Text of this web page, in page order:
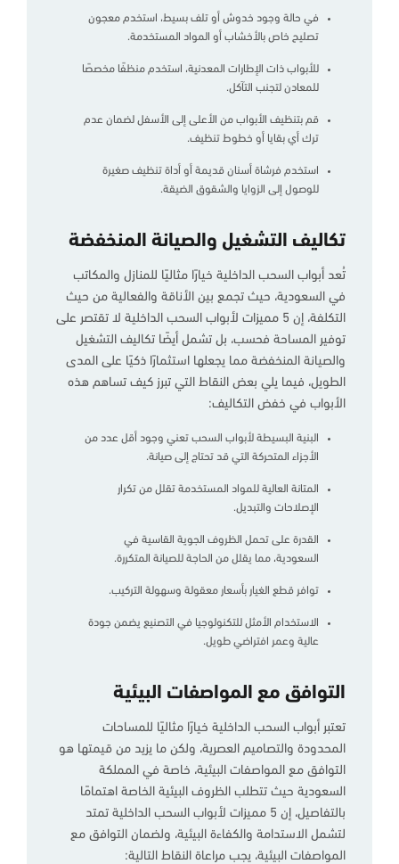
في حالة وجود خدوش أو تلف بسيط، استخدم معجون
تصليح خاص بالأخشاب أو المواد المستخدمة.
للأبواب ذات الإطارات المعدنية، استخدم منظفًا مخصصًا
للمعادن لتجنب التآكل.
قم بتنظيف الأبواب من الأعلى إلى الأسفل لضمان عدم
ترك أي بقايا أو خطوط تنظيف.
استخدم فرشاة أسنان قديمة أو أداة تنظيف صغيرة
للوصول إلى الزوايا والشقوق الضيقة.
تكاليف التشغيل والصيانة المنخفضة
تُعد أبواب السحب الداخلية خيارًا مثاليًا للمنازل والمكاتب
في السعودية، حيث تجمع بين الأناقة والفعالية من حيث
التكلفة، إن 5 مميزات لأبواب السحب الداخلية لا تقتصر على
توفير المساحة فحسب، بل تشمل أيضًا تكاليف التشغيل
والصيانة المنخفضة مما يجعلها استثمارًا ذكيًا على المدى
الطويل، فيما يلي بعض النقاط التي تبرز كيف تساهم هذه
الأبواب في خفض التكاليف:
البنية البسيطة لأبواب السحب تعني وجود أقل عدد من
الأجزاء المتحركة التي قد تحتاج إلى صيانة.
المتانة العالية للمواد المستخدمة تقلل من تكرار
الإصلاحات والتبديل.
القدرة على تحمل الظروف الجوية القاسية في
السعودية، مما يقلل من الحاجة للصيانة المتكررة.
توافر قطع الغيار بأسعار معقولة وسهولة التركيب.
الاستخدام الأمثل للتكنولوجيا في التصنيع يضمن جودة
عالية وعمر افتراضي طويل.
التوافق مع المواصفات البيئية
تعتبر أبواب السحب الداخلية خيارًا مثاليًا للمساحات
المحدودة والتصاميم العصرية، ولكن ما يزيد من قيمتها هو
التوافق مع المواصفات البيئية، خاصة في المملكة
السعودية حيث تتطلب الظروف البيئية الخاصة اهتمامًا
بالتفاصيل، إن 5 مميزات لأبواب السحب الداخلية تمتد
لتشمل الاستدامة والكفاءة البيئية، ولضمان التوافق مع
المواصفات البيئية، يجب مراعاة النقاط التالية: